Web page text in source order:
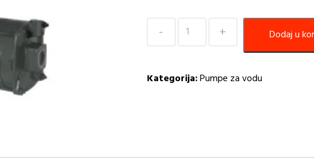
Pumpa
380V
Dodaj u
Kategorija:Pumpe za vodu